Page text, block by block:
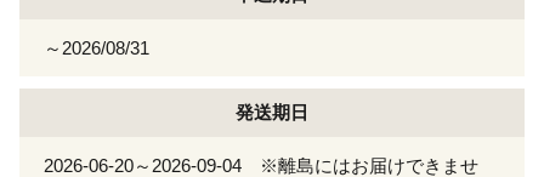
～2026/08/31
発送期日
2026-06-20～2026-09-04 ※離島にはお届けできませ